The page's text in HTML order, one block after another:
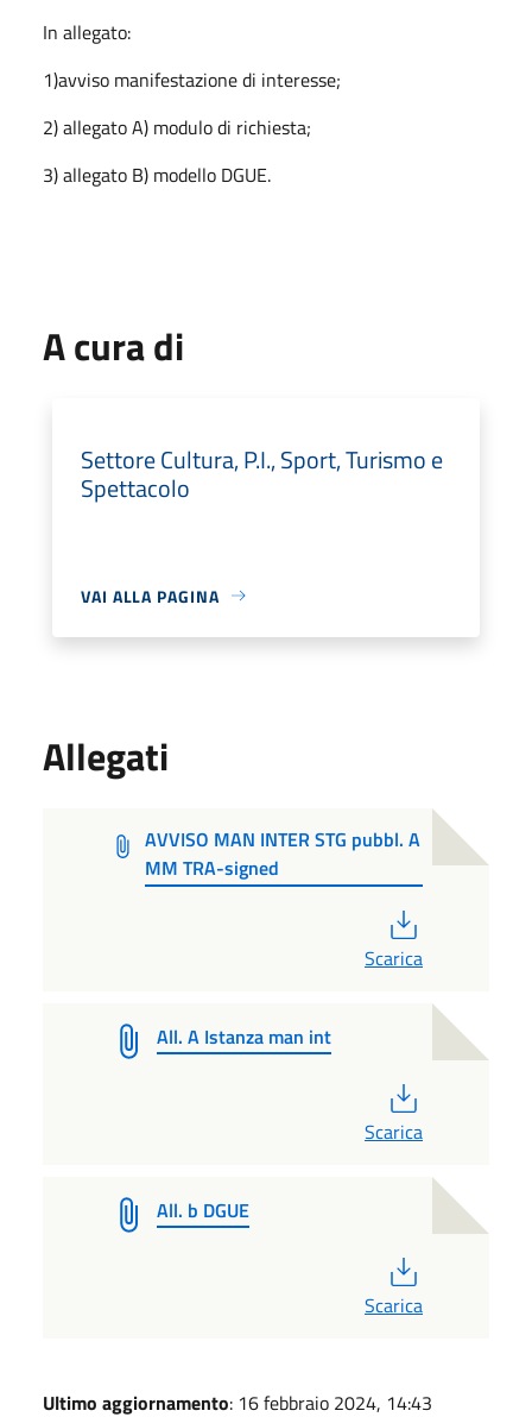
In allegato:
1)avviso manifestazione di interesse;
2) allegato A) modulo di richiesta;
3) allegato B) modello DGUE.
A cura di
Settore Cultura, P.I., Sport, Turismo e
Spettacolo
VAI ALLA PAGINA
Allegati
AVVISO MAN INTER STG pubbl. A
MM TRA-signed
Scarica
All. A Istanza man int
Scarica
All. b DGUE
Scarica
Ultimo aggiornamento: 16 febbraio 2024, 14:43